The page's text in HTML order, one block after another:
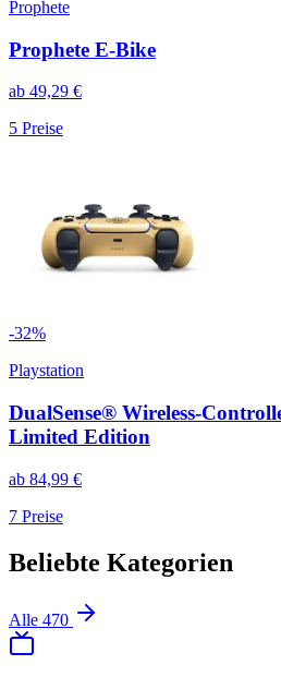
Prophete
Prophete E-Bike
ab 49,29 €
5 Preise
-32%
Playstation
DualSense® Wireless-
Limited Edition
ab 84,99 €
7 Preise
Beliebte Kategorien
Alle 470